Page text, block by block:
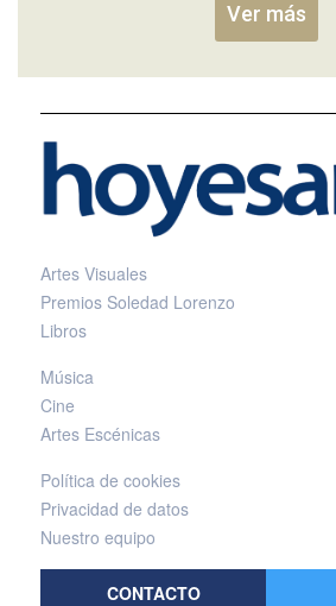
Ver más
Artes Visuales
Premios Soledad Lorenzo
Libros
Música
Cine
Artes Escénicas
Política de cookies
Privacidad de datos
Nuestro equipo
CONTACTO